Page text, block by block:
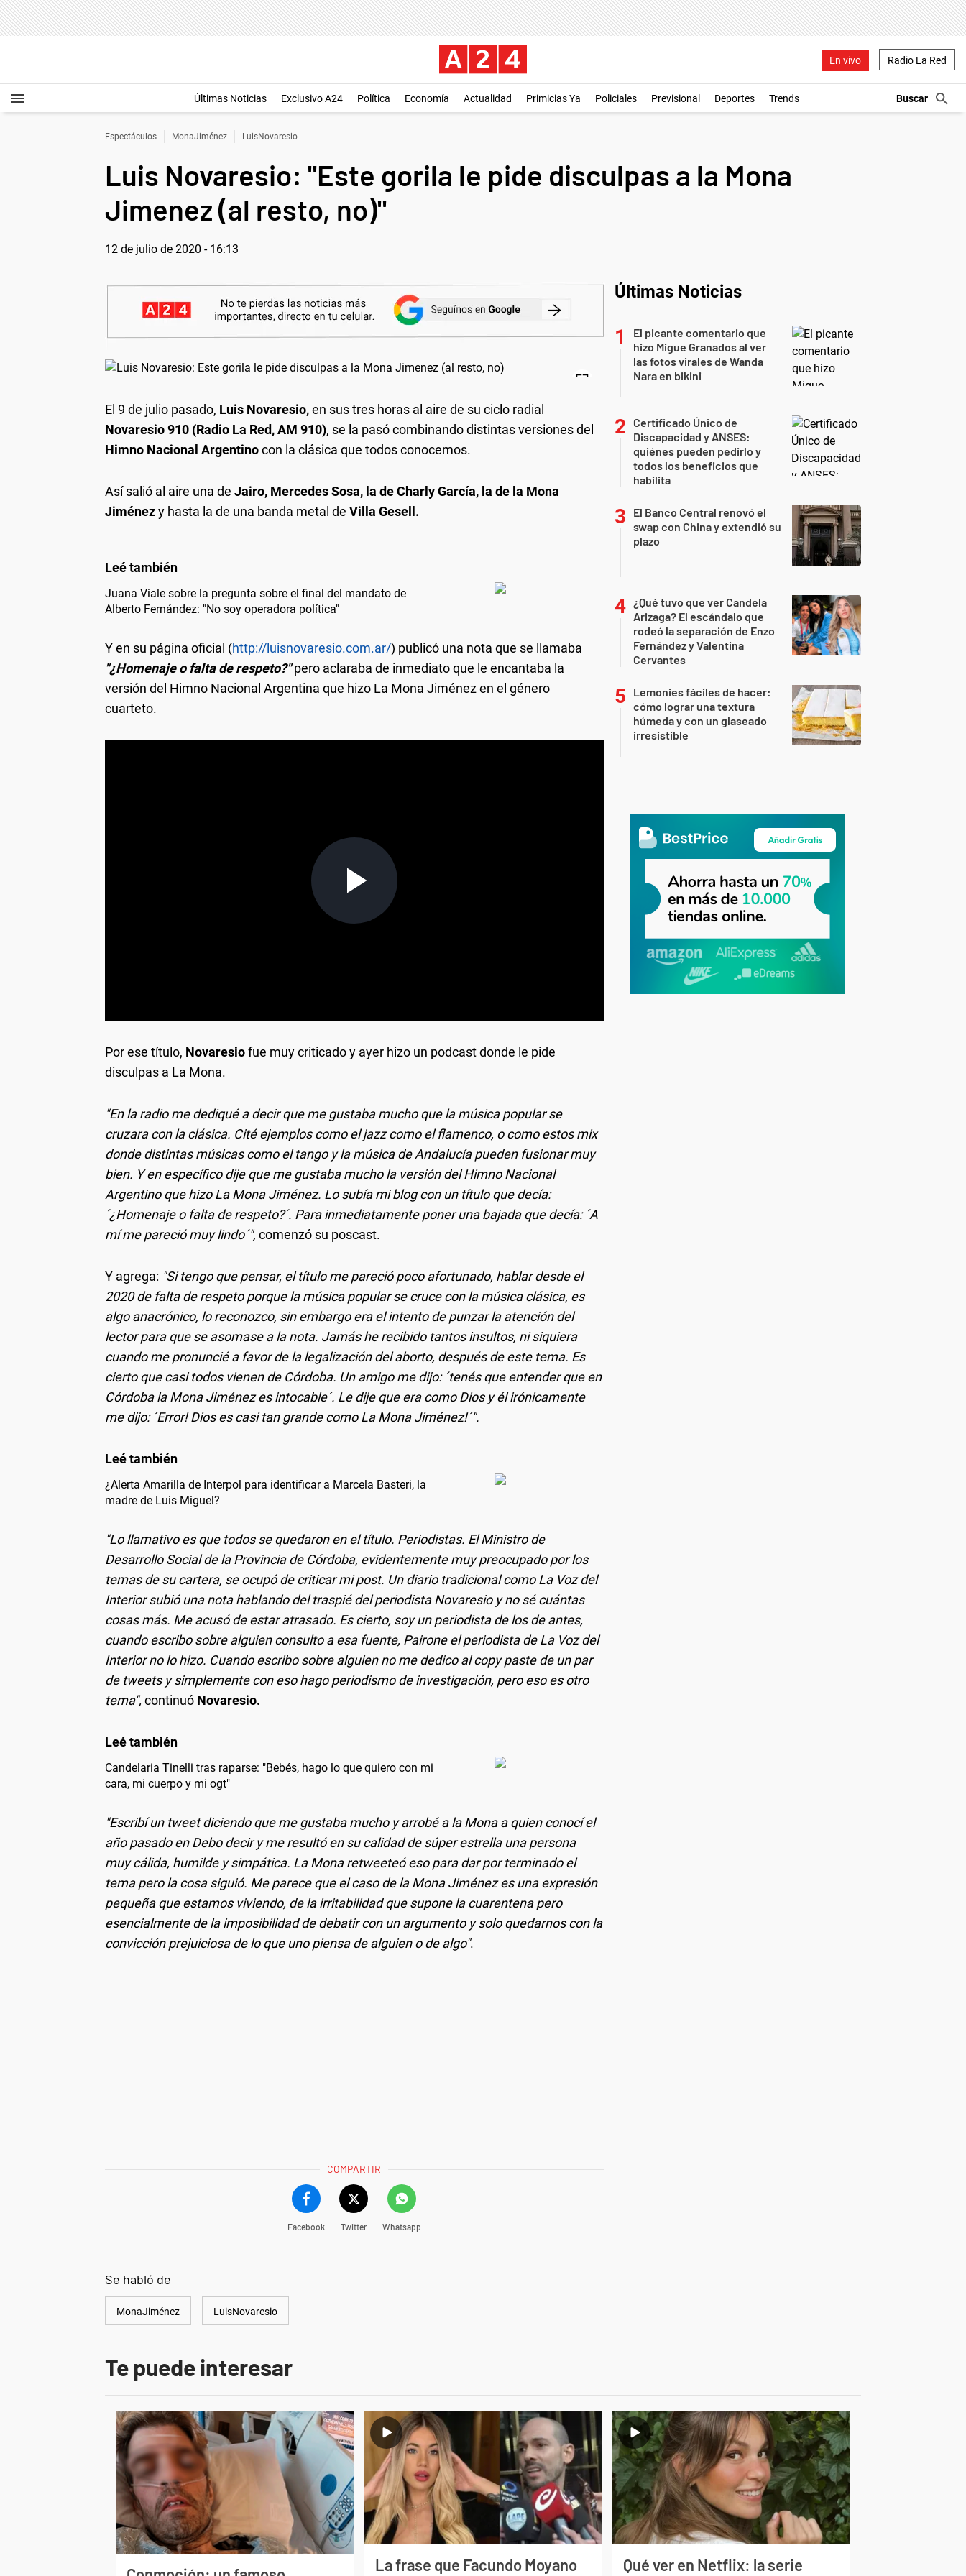
En vivo Radio La Red
Últimas Noticias Exclusivo A24 Política Economía Actualidad Primicias Ya Policiales Previsional Deportes Trends
Espectáculos MonaJiménez LuisNovaresio
Luis Novaresio: "Este gorila le pide disculpas a la Mona
Jimenez (al resto, no)"
12 de julio de 2020 - 16:13
El 9 de julio pasado, Luis Novaresio,en sus tres horas al aire de su ciclo radial
Novaresio 910 (Radio La Red, AM 910), se la pasó combinando distintas versiones del
Himno Nacional Argentinocon la clásica que todos conocemos.
Así salió al aire una de Jairo, Mercedes Sosa, la de Charly García, la de la Mona
Jiménezy hasta la de una banda metal de Villa Gesell.
Juana Viale sobre la pregunta sobre el final del mandato de
Alberto Fernández: "No soy operadora política"
Y en su página oficial (http://luisnovaresio.com.ar/) publicó una nota que se llamaba
"¿Homenaje o falta de respeto?"pero aclaraba de inmediato que le encantaba la
versión del Himno Nacional Argentina que hizo La Mona Jiménez en el género
cuarteto.
Por ese título, Novaresiofue muy criticado y ayer hizo un podcast donde le pide
disculpas a La Mona.
"En la radio me dediqué a decir que me gustaba mucho que la música popular se
cruzara con la clásica. Cité ejemplos como el jazz como el flamenco, o como estos mix
donde distintas músicas como el tango y la música de Andalucía pueden fusionar muy
bien. Y en específico dije que me gustaba mucho la versión del Himno Nacional
Argentino que hizo La Mona Jiménez. Lo subía mi blog con un título que decía:
´¿Homenaje o falta de respeto?´. Para inmediatamente poner una bajada que decía: ´A
mí me pareció muy lindo´", comenzó su poscast.
Y agrega: "Si tengo que pensar, el título me pareció poco afortunado, hablar desde el
2020 de falta de respeto porque la música popular se cruce con la música clásica, es
algo anacrónico, lo reconozco, sin embargo era el intento de punzar la atención del
lector para que se asomase a la nota. Jamás he recibido tantos insultos, ni siquiera
cuando me pronuncié a favor de la legalización del aborto, después de este tema. Es
cierto que casi todos vienen de Córdoba. Un amigo me dijo: ´tenés que entender que en
Córdoba la Mona Jiménez es intocable´. Le dije que era como Dios y él irónicamente
me dijo: ´Error! Dios es casi tan grande como La Mona Jiménez!´".
¿Alerta Amarilla de Interpol para identificar a Marcela Basteri, la
madre de Luis Miguel?
"Lo llamativo es que todos se quedaron en el título. Periodistas. El Ministro de
Desarrollo Social de la Provincia de Córdoba, evidentemente muy preocupado por los
temas de su cartera, se ocupó de criticar mi post. Un diario tradicional como La Voz del
Interior subió una nota hablando del traspié del periodista Novaresio y no sé cuántas
cosas más. Me acusó de estar atrasado. Es cierto, soy un periodista de los de antes,
cuando escribo sobre alguien consulto a esa fuente, Pairone el periodista de La Voz del
Interior no lo hizo. Cuando escribo sobre alguien no me dedico al copy paste de un par
de tweets y simplemente con eso hago periodismo de investigación, pero eso es otro
tema", continuó Novaresio.
Candelaria Tinelli tras raparse: "Bebés, hago lo que quiero con mi
cara, mi cuerpo y mi ogt"
"Escribí un tweet diciendo que me gustaba mucho y arrobé a la Mona a quien conocí el
año pasado en Debo decir y me resultó en su calidad de súper estrella una persona
muy cálida, humilde y simpática. La Mona retweeteó eso para dar por terminado el
tema pero la cosa siguió. Me parece que el caso de la Mona Jiménez es una expresión
pequeña que estamos viviendo, de la irritabilidad que supone la cuarentena pero
esencialmente de la imposibilidad de debatir con un argumento y solo quedarnos con la
convicción prejuiciosa de lo que uno piensa de alguien o de algo".
COMPARTIR
Facebook Twitter Whatsapp
Se habló de
MonaJiménez LuisNovaresio
Últimas Noticias
El picante comentario que
hizo Migue Granados al ver
las fotos virales de Wanda
Nara en bikini
Certificado Único de
Discapacidad y ANSES:
quiénes pueden pedirlo y
todos los beneficios que
habilita
El Banco Central renovó el
swap con China y extendió su
plazo
¿Qué tuvo que ver Candela
Arizaga? El escándalo que
rodeó la separación de Enzo
Fernández y Valentina
Cervantes
Lemonies fáciles de hacer:
cómo lograr una textura
húmeda y con un glaseado
irresistible
Te puede interesar
La frase que Facundo Moyano
Qué ver en Netflix: la serie